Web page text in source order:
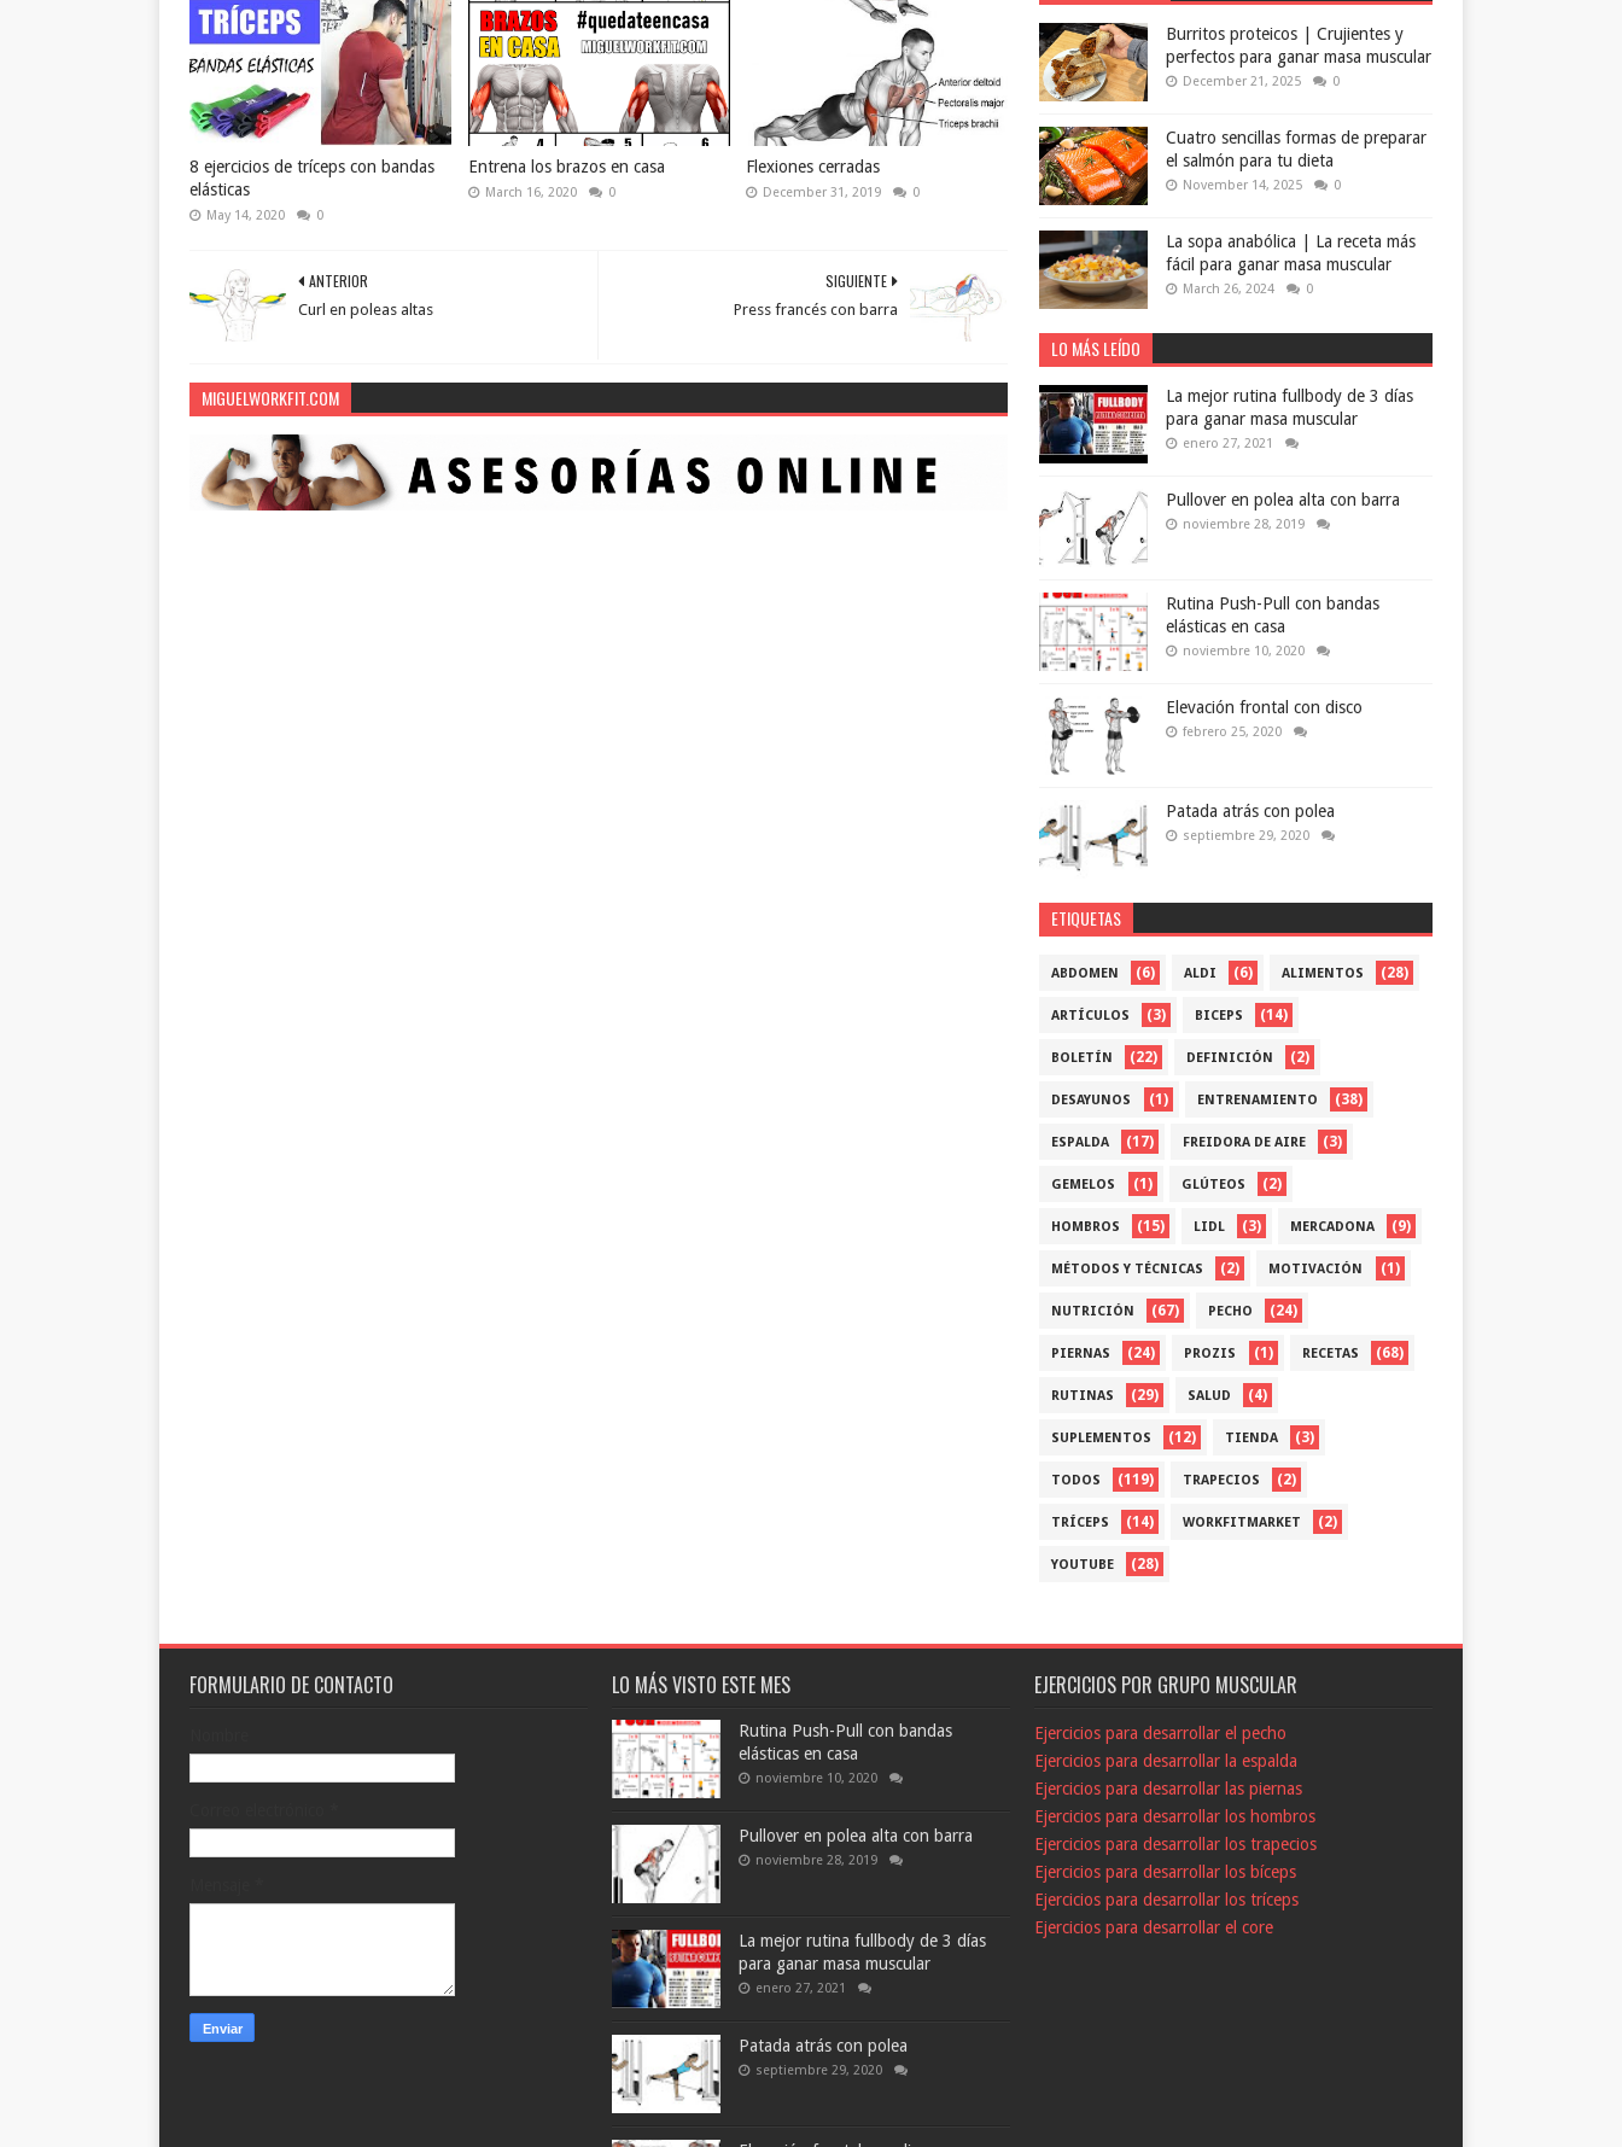
8 ejercicios de tríceps con bandas
elásticas
May 14, 2020 0
Entrena los brazos en casa
March 16, 2020 0
Flexiones cerradas
December 31, 2019 0
SIGUIENTE
Press francés con barra
ANTERIOR
Curl en poleas altas
MIGUELWORKFIT.COM
Burritos proteicos | Crujientes y
perfectos para ganar masa muscular
December 21, 2025 0
Cuatro sencillas formas de preparar
el salmón para tu dieta
November 14, 2025 0
La sopa anabólica | La receta más
fácil para ganar masa muscular
March 26, 2024 0
LO MÁS LEÍDO
La mejor rutina fullbody de 3 días
para ganar masa muscular
enero 27, 2021
Pullover en polea alta con barra
noviembre 28, 2019
Rutina Push-Pull con bandas
elásticas en casa
noviembre 10, 2020
Elevación frontal con disco
febrero 25, 2020
Patada atrás con polea
septiembre 29, 2020
ETIQUETAS
ABDOMEN (6) ALDI (6) ALIMENTOS (28)
ARTÍCULOS (3) BICEPS (14)
BOLETÍN (22) DEFINICIÓN (2)
DESAYUNOS (1) ENTRENAMIENTO (38)
ESPALDA (17) FREIDORA DE AIRE (3)
GEMELOS (1) GLÚTEOS (2)
HOMBROS (15) LIDL (3) MERCADONA (9)
MÉTODOS Y TÉCNICAS (2) MOTIVACIÓN (1)
NUTRICIÓN (67) PECHO (24)
PIERNAS (24) PROZIS (1) RECETAS (68)
RUTINAS (29) SALUD (4)
SUPLEMENTOS (12) TIENDA (3)
TODOS (119) TRAPECIOS (2)
TRÍCEPS (14) WORKFITMARKET (2)
YOUTUBE (28)
FORMULARIO DE CONTACTO LO MÁS VISTO ESTE MES
Rutina Push-Pull con bandas
elásticas en casa
noviembre 10, 2020
Pullover en polea alta con barra
noviembre 28, 2019
La mejor rutina fullbody de 3 días
para ganar masa muscular
enero 27, 2021
Patada atrás con polea
septiembre 29, 2020
EJERCICIOS POR GRUPO MUSCULAR
Ejercicios para desarrollar el pecho
Ejercicios para desarrollar la espalda
Ejercicios para desarrollar las piernas
Ejercicios para desarrollar los hombros
Ejercicios para desarrollar los trapecios
Ejercicios para desarrollar los bíceps
Ejercicios para desarrollar los tríceps
Ejercicios para desarrollar el core